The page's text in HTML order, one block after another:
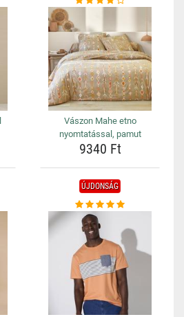
Vászon Mahe etno
nyomtatással, pamut
9340 Ft
ÚJDONSÁG